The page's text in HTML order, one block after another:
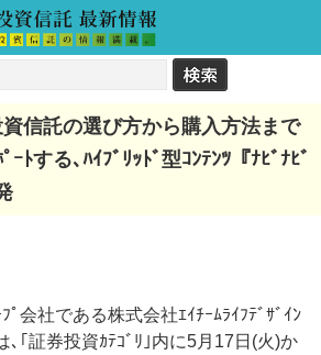
資信託の選び方から購入方法まで
ｰﾄする､ﾊｲﾌﾞﾘｯﾄﾞ型ｺﾝﾃﾝﾂ『ﾅﾋﾞﾅﾋﾞ
ﾟ会社である株式会社ｴｲﾁｰﾑﾗｲﾌﾃﾞｻﾞｲﾝ
､｢証券投資ｶﾃｺﾞﾘ｣内に5月17日(火)か